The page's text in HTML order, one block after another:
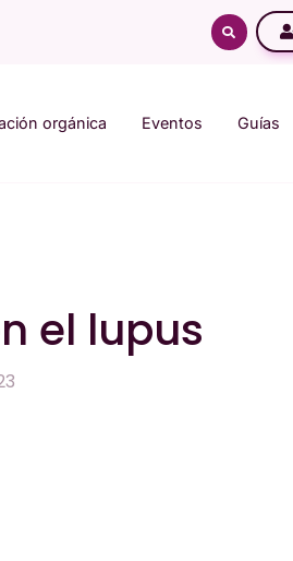
orgánica Eventos Guías
el lupus